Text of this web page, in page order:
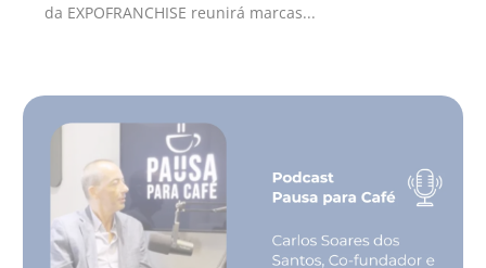
da EXPOFRANCHISE reunirá marcas...